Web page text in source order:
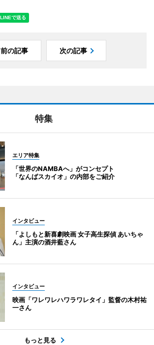
前の記事 次の記事
特集
エリア特集
「世界のNAMBAへ」がコンセプト
「なんばスカイオ」の内部をご紹介
インタビュー
「よしもと新喜劇映画 女子高生探偵 あいちゃ
ん」主演の酒井藍さん
インタビュー
映画「ワレワレハワラワレタイ」監督の木村祐
一さん
もっと見る